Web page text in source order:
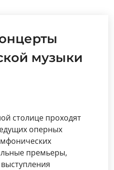
музыки
столице проходят
оперных
премьеры,